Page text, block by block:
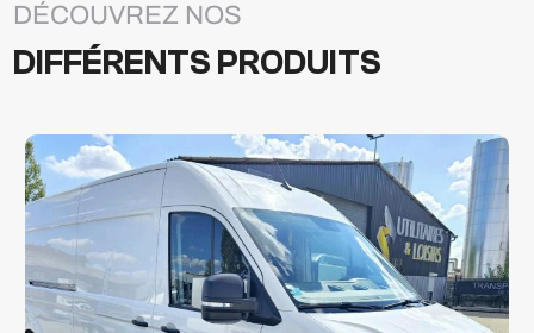
DÉCOUVREZ NOS
DIFFÉRENTS PRODUITS